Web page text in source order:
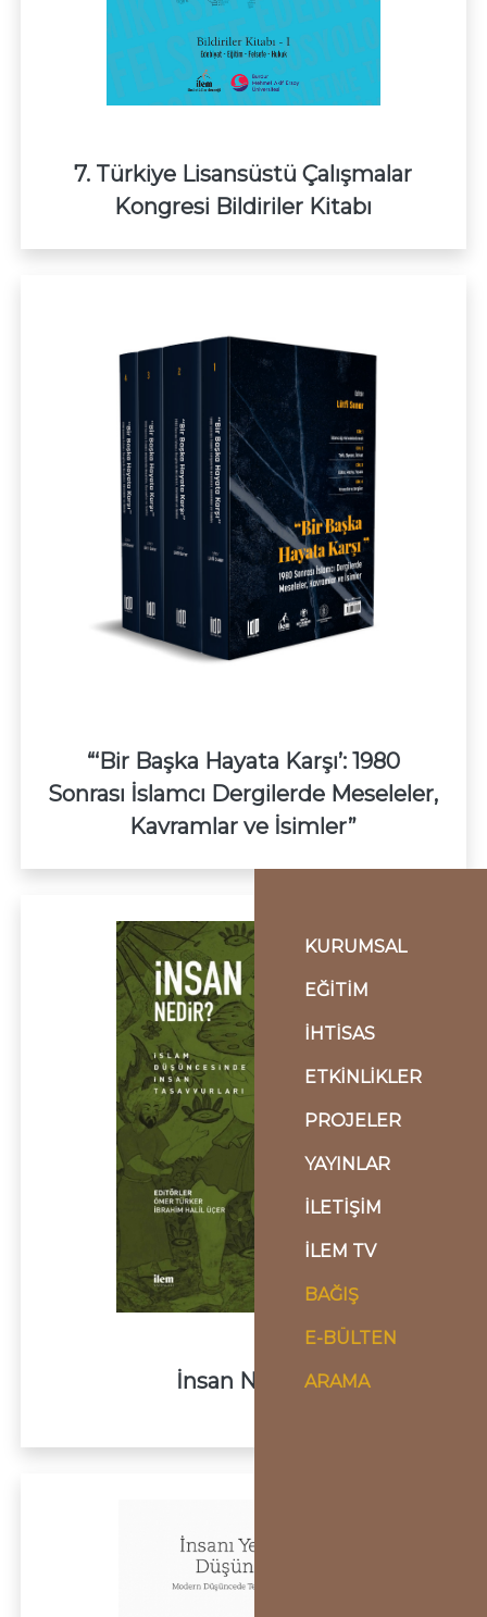
KURUMSAL
EĞİTİM
İHTİSAS
ETKİNLİKLER
PROJELER
YAYINLAR
İLETİŞİM
İLEM TV
BAĞIŞ
E-BÜLTEN
ARAMA
7. Türkiye Lisansüstü Çalışmalar
Kongresi Bildiriler Kitabı
“‘Bir Başka Hayata Karşı’: 1980
Sonrası İslamcı Dergilerde Meseleler,
Kavramlar ve İsimler”
İnsan Nedir?